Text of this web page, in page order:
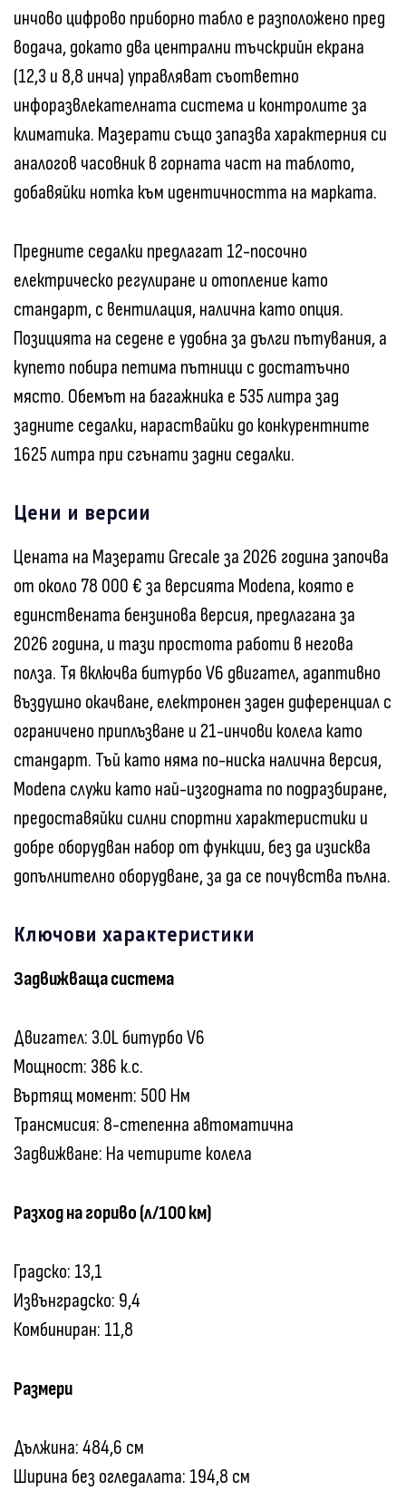
инчово цифрово приборно табло е разположено пред
водача, докато два централни тъчскрийн екрана
(12,3 и 8,8 инча) управляват съответно
инфоразвлекателната система и контролите за
климатика. Мазерати също запазва характерния си
аналогов часовник в горната част на таблото,
добавяйки нотка към идентичността на марката.
Предните седалки предлагат 12-посочно
електрическо регулиране и отопление като
стандарт, с вентилация, налична като опция.
Позицията на седене е удобна за дълги пътувания, а
купето побира петима пътници с достатъчно
място. Обемът на багажника е 535 литра зад
задните седалки, нараствайки до конкурентните
1625 литра при сгънати задни седалки.
Цени и версии
Цената на Мазерати Grecale за 2026 година започва
от около 78 000 € за версията Modena, която е
единствената бензинова версия, предлагана за
2026 година, и тази простота работи в негова
полза. Тя включва битурбо V6 двигател, адаптивно
въздушно окачване, електронен заден диференциал с
ограничено приплъзване и 21-инчови колела като
стандарт. Тъй като няма по-ниска налична версия,
Modena служи като най-изгодната по подразбиране,
предоставяйки силни спортни характеристики и
добре оборудван набор от функции, без да изисква
допълнително оборудване, за да се почувства пълна.
Ключови характеристики
Задвижваща система
Двигател: 3.0L битурбо V6
Мощност: 386 к.с.
Въртящ момент: 500 Нм
Трансмисия: 8-степенна автоматична
Задвижване: На четирите колела
Разход на гориво (л/100 км)
Градско: 13,1
Извънградско: 9,4
Комбиниран: 11,8
Размери
Дължина: 484,6 см
Ширина без огледалата: 194,8 см